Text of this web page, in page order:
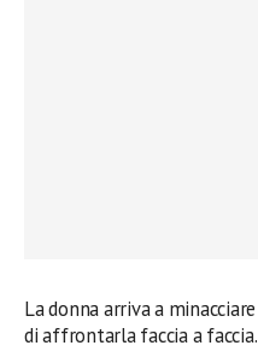
La donna arriva a minacciare
di affrontarla faccia a faccia.